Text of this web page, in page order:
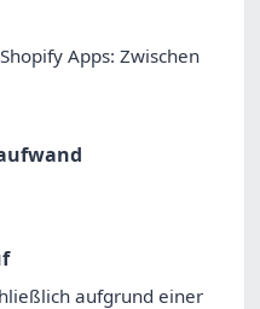
Apps: Zwischen
aufgrund einer